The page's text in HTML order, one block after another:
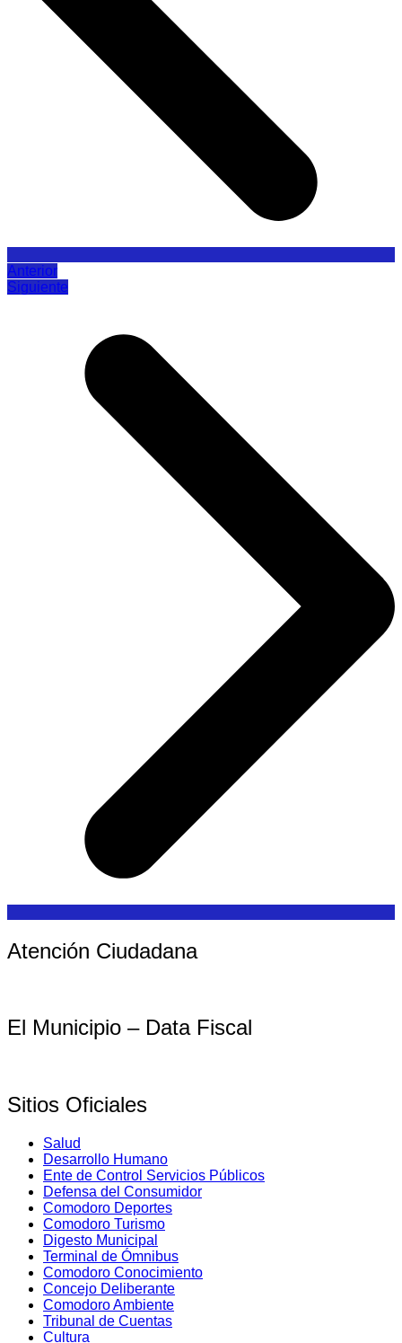
Anterior
Siguiente
Atención Ciudadana
El Municipio – Data Fiscal
Sitios Oficiales
Salud
Desarrollo Humano
Ente de Control Servicios Públicos
Defensa del Consumidor
Comodoro Deportes
Comodoro Turismo
Digesto Municipal
Terminal de Ómnibus
Comodoro Conocimiento
Concejo Deliberante
Comodoro Ambiente
Tribunal de Cuentas
Cultura